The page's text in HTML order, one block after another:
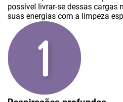
possível livrar-se dessas cargas
suas energias com a limpeza